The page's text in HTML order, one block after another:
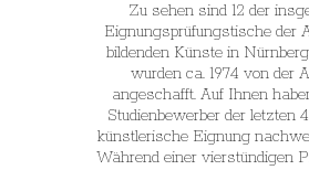
Zu sehen sind 12 der
Eignungsprüfungstische der
bildenden Künste in
wurden ca. 1974 von der
angeschafft. Auf Ihnen
Studienbewerber der letzten
künstlerische Eignung
Während einer vierstündigen